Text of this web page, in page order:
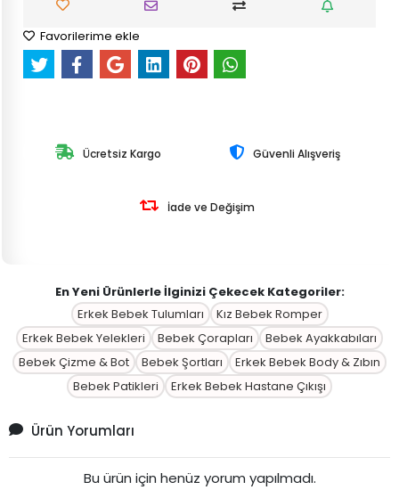
Favorilerime ekle
Ücretsiz Kargo Güvenli Alışveriş
İade ve Değişim
En Yeni Ürünlerle İlginizi Çekecek Kategoriler:
Erkek Bebek Tulumları
Kız Bebek Romper
Erkek Bebek Yelekleri
Bebek Çorapları
Bebek Ayakkabıları
Bebek Çizme & Bot
Bebek Şortları
Erkek Bebek Body & Zıbın
Bebek Patikleri
Erkek Bebek Hastane Çıkışı
Ürün Yorumları
Bu ürün için henüz yorum yapılmadı.